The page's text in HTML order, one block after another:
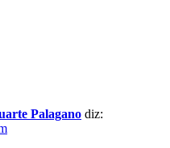
Palagano diz: